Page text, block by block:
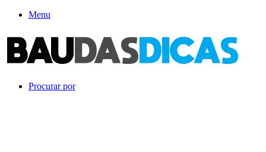
Menu
Procurar por